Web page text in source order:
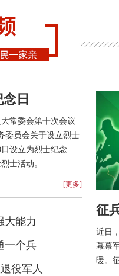
日
常委会第十次会议
委员会关于设立烈士
设立为烈士纪念
士活动。
[更多]
大能力
一个兵
役军人
征
近日
幕幕
暖。